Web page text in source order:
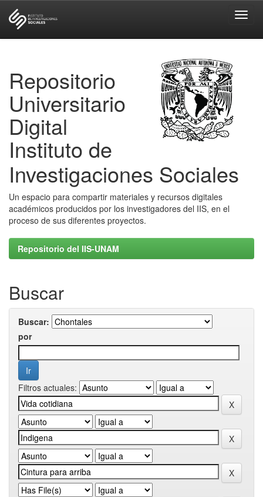
Repositorio
Universitario
Digital
Instituto de
Investigaciones Sociales
Un espacio para compartir materiales y recursos digitales
académicos producidos por los investigadores del IIS, en el
proceso de sus diferentes proyectos.
Repositorio del IIS-UNAM
Buscar
Buscar:
por
Filtros actuales: